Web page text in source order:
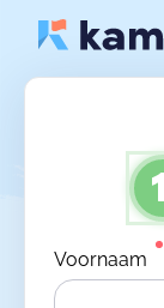
Voornaam